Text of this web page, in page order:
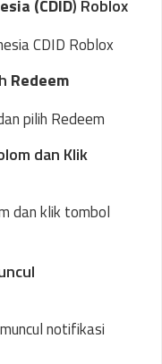
(CDID) Roblox
Redeem
dan Klik